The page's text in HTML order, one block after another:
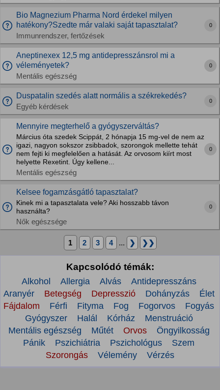
Bio Magnezium Pharma Nord érdekel milyen
hatékony?Szedte már valaki saját tapasztalat?
Immunrendszer, fertőzések
0
Aneptinexex 12,5 mg antidepresszánsrol mi a
véleményetek?
Mentális egészség
0
Duspatalin szedés alatt normális a székrekedés?
Egyéb kérdések
0
Mennyire megterhelő a gyógyszerváltás?
Március óta szedek Scippát, 2 hónapja 15 mg-vel de nem az
igazi, nagyon sokszor zsibbadok, szorongok mellette tehát
nem fejti ki megfelelően a hatását. Az orvosom kiírt most
helyette Rexetint. Úgy kellene...
Mentális egészség
0
Kelsee fogamzásgátló tapasztalat?
Kinek mi a tapasztalata vele? Aki hosszabb távon
használta?
Nők egészsége
0
1 2 3 4 ... ❯ ❯❯
Kapcsolódó témák:
Alkohol Allergia Alvás
Antidepresszáns
Aranyér
Betegség Depresszió Dohányzás
Élet
Fájdalom
Férfi Fityma Fog Fogorvos
Fogyás
Gyógyszer
Halál Kórház
Menstruáció
Mentális egészség
Műtét Orvos
Öngyilkosság
Pánik
Pszichiátria Pszichológus
Szem
Szorongás
Vélemény Vérzés